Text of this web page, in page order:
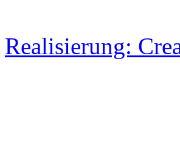
Realisierung: